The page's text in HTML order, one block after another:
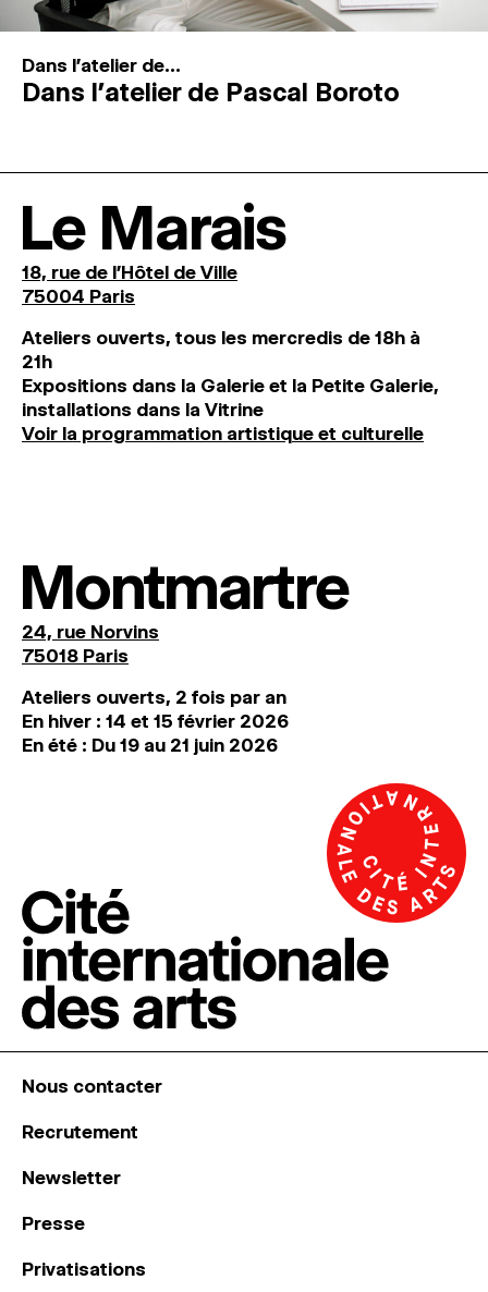
Dans l'atelier de...
Dans l’atelier de Pascal Boroto
Le Marais
18, rue de l'Hôtel de Ville
75004 Paris
Ateliers ouverts, tous les mercredis de 18h à
21h
Expositions dans la Galerie et la Petite Galerie,
installations dans la Vitrine
Voir la programmation artistique et culturelle
Montmartre
24, rue Norvins
75018 Paris
Ateliers ouverts, 2 fois par an
En hiver : 14 et 15 février 2026
En été : Du 19 au 21 juin 2026
Nous contacter
Recrutement
Newsletter
Presse
Privatisations